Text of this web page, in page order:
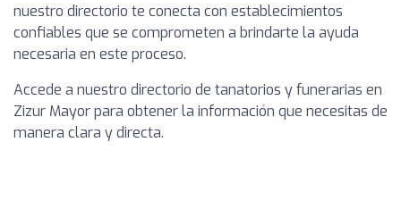
nuestro directorio te conecta con establecimientos
confiables que se comprometen a brindarte la ayuda
necesaria en este proceso.
Accede a nuestro directorio de tanatorios y funerarias en
Zizur Mayor para obtener la información que necesitas de
manera clara y directa.